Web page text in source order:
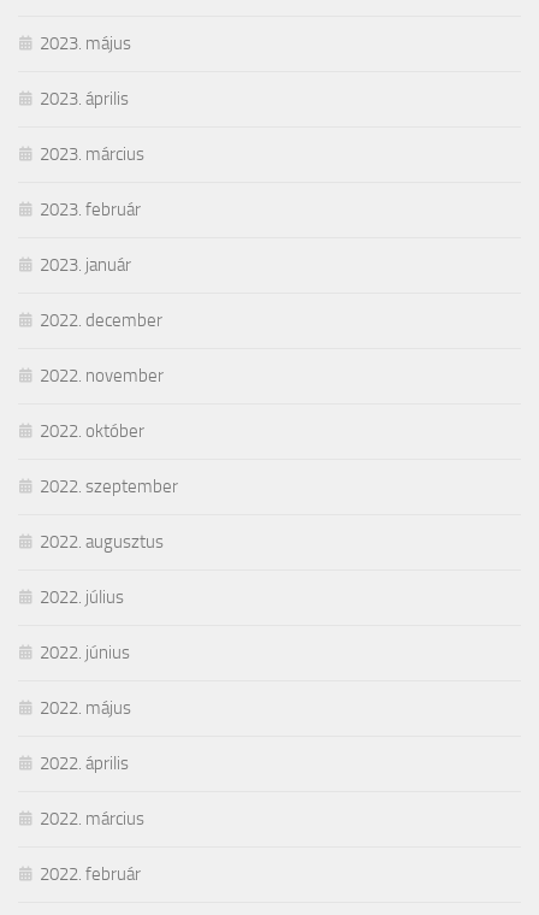
2023. május
2023. április
2023. március
2023. február
2023. január
2022. december
2022. november
2022. október
2022. szeptember
2022. augusztus
2022. július
2022. június
2022. május
2022. április
2022. március
2022. február